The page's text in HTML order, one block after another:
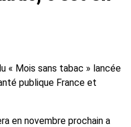
« Mois sans tabac » lancée
publique France et
en novembre prochain a